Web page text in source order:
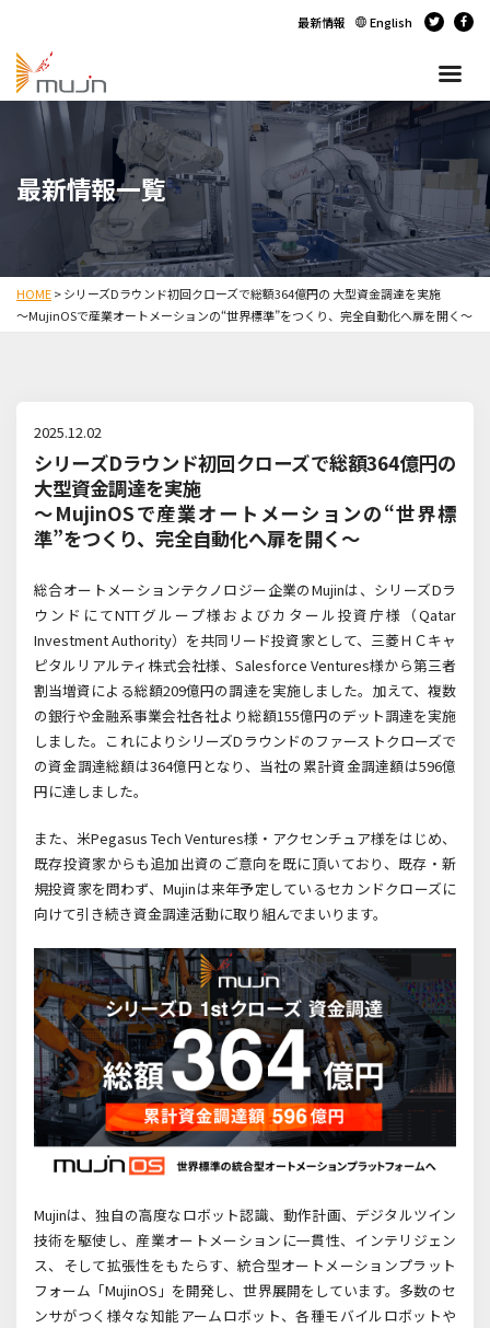
最新情報 English
最新情報一覧
HOME>シリーズDラウンド初回クローズで総額364億円の 大型資金調達を実施
～MujinOSで産業オートメーションの“世界標準”をつくり、完全自動化へ扉を開く～
2025.12.02
シリーズDラウンド初回クローズで総額364億円の
大型資金調達を実施
～MujinOSで産業オートメーションの“世界標
準”をつくり、完全自動化へ扉を開く～
総合オートメーションテクノロジー企業のMujinは、シリーズDラ
ウンドにてNTTグループ様およびカタール投資庁様（Qatar
Investment Authority）を共同リード投資家として、三菱ＨＣキャ
ピタルリアルティ株式会社様、 Salesforce Ventures様から第三者
割当増資による総額209億円の調達を実施しました。加えて、複数
の銀行や金融系事業会社各社より総額155億円のデット調達を実施
しました。これによりシリーズDラウンドのファーストクローズで
の資金調達総額は364億円となり、当社の累計資金調達額は596億
円に達しました。
また、米Pegasus Tech Ventures様・アクセンチュア様をはじめ、
既存投資家からも追加出資のご意向を既に頂いており、既存・新
規投資家を問わず、Mujinは来年予定しているセカンドクローズに
向けて引き続き資金調達活動に取り組んでまいります。
Mujinは、独自の高度なロボット認識、動作計画、デジタルツイン
技術を駆使し、産業オートメーションに一貫性、インテリジェン
ス、そして拡張性をもたらす、統合型オートメーションプラット
フォーム「MujinOS 」を開発し、世界展開をしています。多数のセ
ンサがつく様々な知能アームロボット、各種モバイルロボットや